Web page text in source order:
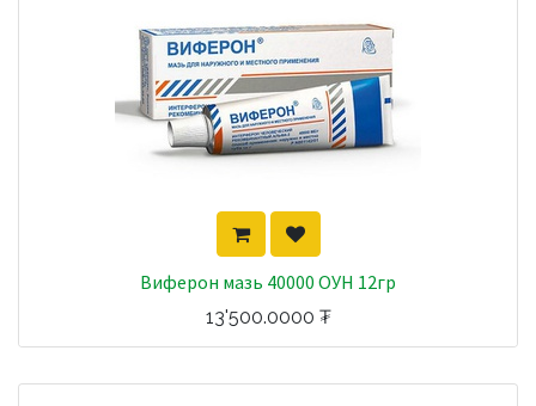
Виферон мазь 40000 ОУН 12гр
13'500.0000 ₮